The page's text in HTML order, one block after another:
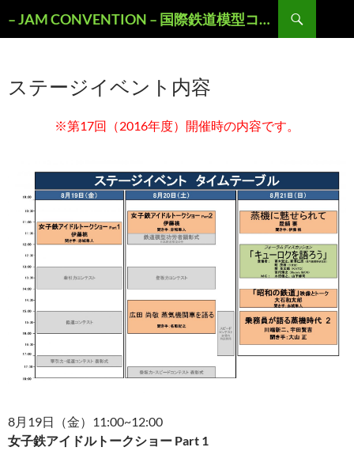
– JAM CONVENTION – 国際鉄道模型コンベンションOFFICIAL WEBSITE
ン
ツステージイベント内容
※第17回（2016年度）開催時の内容です。
8月19日（金）11:00~12:00
女子鉄アイドルトークショー Part 1